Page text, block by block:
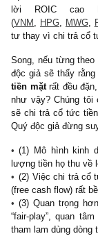
two in the bush)”.
tài chính ngày
việc giao lợi
tăng trưởng ngày
cổ phiếu nhờ lợi
vẹn từ cổ tức.
lời ROIC
(VNM, HPG,MWG
Song, nếu từng
độc giả sẽ thấy
tiền mặtrất đều
như vậy? Chúng
sẽ chi trả cổ tức